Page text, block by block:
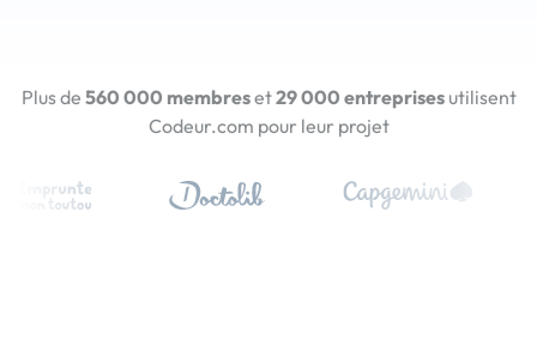
Plus de 560 000 membreset29 000 entreprisesutilisent
Codeur.com pour leur projet